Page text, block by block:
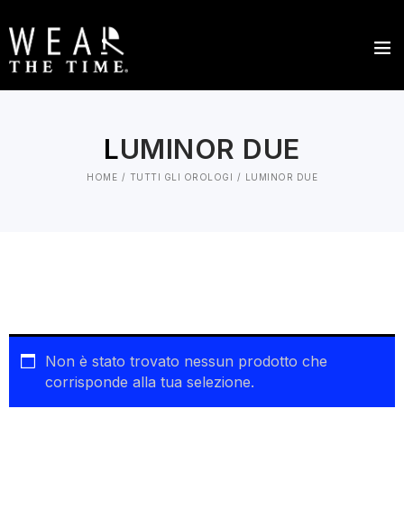
LUMINOR DUE
HOME TUTTI GLI OROLOGI LUMINOR DUE
Non è stato trovato nessun prodotto che
corrisponde alla tua selezione.